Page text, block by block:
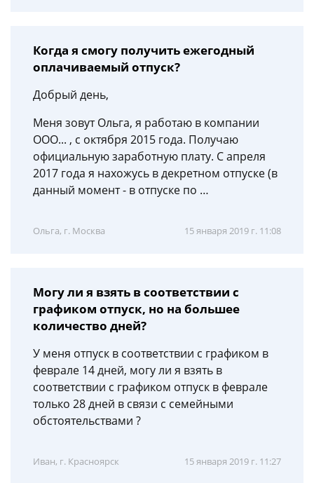
Когда я смогу получить ежегодный
оплачиваемый отпуск?
Добрый день,
Меня зовут Ольга, я работаю в компании
ООО... , с октября 2015 года. Получаю
официальную заработную плату. С апреля
2017 года я нахожусь в декретном отпуске (в
данный момент - в отпуске по …
Ольга, г. Москва 15 января 2019 г. 11:08
Могу ли я взять в соответствии с
графиком отпуск, но на большее
количество дней?
У меня отпуск в соответствии с графиком в
феврале 14 дней, могу ли я взять в
соответствии с графиком отпуск в феврале
только 28 дней в связи с семейными
обстоятельствами ?
Иван, г. Красноярск 15 января 2019 г. 11:27